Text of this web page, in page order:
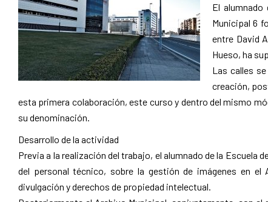
El
Municipal 6
entre David
Hueso, ha
Las calles
creación,
esta primera colaboración, este curso y dentro del mismo
su denominación.
Desarrollo de la actividad
Previa a la realización del trabajo, el alumnado de la Escuela
del personal técnico, sobre la gestión de imágenes en
divulgación y derechos de propiedad intelectual.